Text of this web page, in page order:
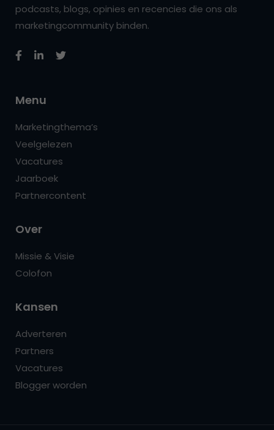
podcasts, blogs, opinies en recencies die ons als
marketingcommunity binden.
Menu
Marketingthema’s
Veelgelezen
Vacatures
Jaarboek
Partnercontent
Over
Missie & Visie
Colofon
Kansen
Adverteren
Partners
Vacatures
Blogger worden